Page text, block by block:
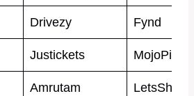
Drivezy Fynd
Justickets MojoPizza
Amrutam LetsShave